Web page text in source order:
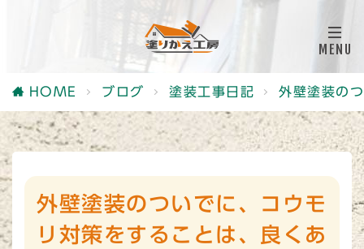
HOME ブログ 塗装工事日記 外壁塗装の
外壁塗装のついでに、コウモ
リ対策をすることは、良くあ